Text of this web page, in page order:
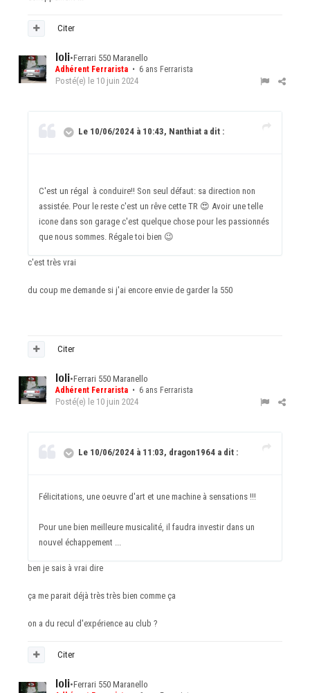
Citer
loli•Ferrari 550 Maranello
Adhérent Ferrarista • 6 ans Ferrarista
Posté(e) le 10 juin 2024
Le 10/06/2024 à 10:43, Nanthiat a dit :
C'est un régal à conduire!! Son seul défaut: sa direction non
assistée. Pour le reste c'est un rêve cette TR 😍 Avoir une telle
icone dans son garage c'est quelque chose pour les passionnés
que nous sommes. Régale toi bien 😉
c'est très vrai
du coup me demande si j'ai encore envie de garder la 550
Citer
loli•Ferrari 550 Maranello
Adhérent Ferrarista • 6 ans Ferrarista
Posté(e) le 10 juin 2024
Le 10/06/2024 à 11:03, dragon1964 a dit :
Félicitations, une oeuvre d'art et une machine à sensations !!!
Pour une bien meilleure musicalité, il faudra investir dans un
nouvel échappement ...
ben je sais à vrai dire
ça me parait déjà très très bien comme ça
on a du recul d'expérience au club ?
Citer
loli•Ferrari 550 Maranello